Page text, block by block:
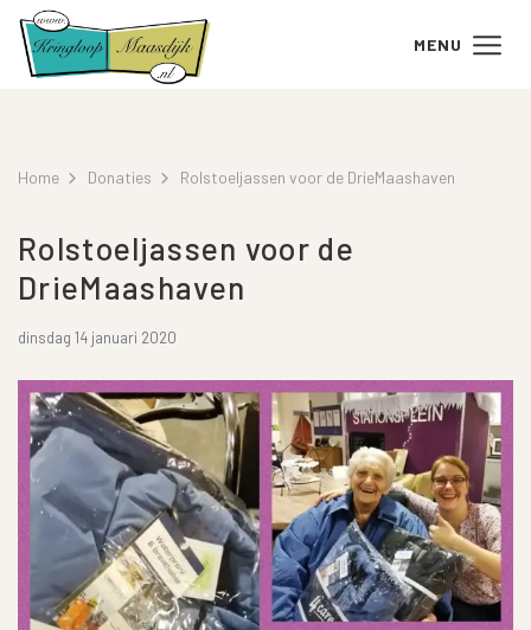
MENU
Home Donaties Rolstoeljassen voor de DrieMaashaven
Rolstoeljassen voor de
DrieMaashaven
dinsdag 14 januari 2020